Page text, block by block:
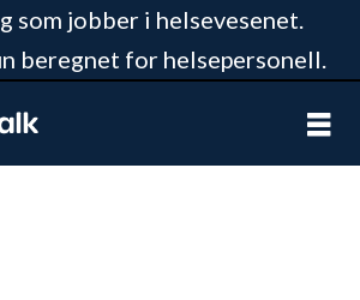
som jobber i helsevesenet.
beregnet for helsepersonell.